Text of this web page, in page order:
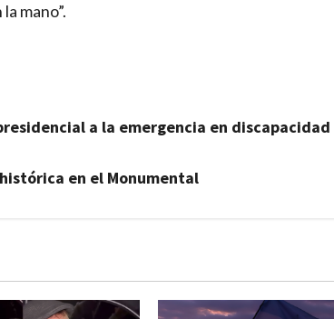
mano”.
a la emergencia en discapacidad
en el Monumental